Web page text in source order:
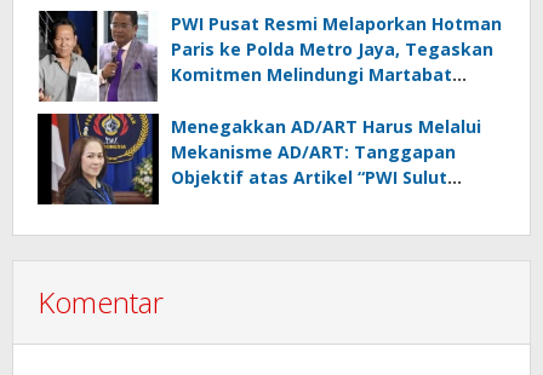
PWI Pusat Resmi Melaporkan Hotman
Paris ke Polda Metro Jaya, Tegaskan
Komitmen Melindungi Martabat
Menegakkan AD/ART Harus Melalui
Mekanisme AD/ART: Tanggapan
Objektif atas Artikel “PWI Sulut
Komentar